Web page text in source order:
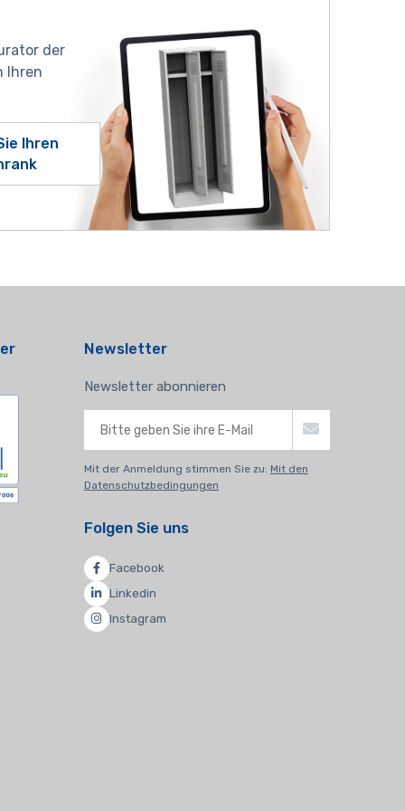
der
Ihren
Ihren
Newsletter
Newsletter abonnieren
Mit der Anmeldung stimmen Sie zu: Mit den
Datenschutzbedingungen
Folgen Sie uns
Facebook
Linkedin
Instagram